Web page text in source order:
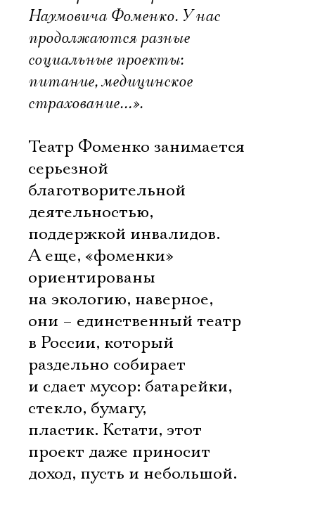
Наумовича Фоменко. У нас
продолжаются разные
социальные проекты:
питание, медицинское
страхование…».
Театр Фоменко занимается
серьезной
благотворительной
деятельностью,
поддержкой инвалидов.
А еще, «фоменки»
ориентированы
на экологию, наверное,
они – единственный театр
в России, который
раздельно собирает
и сдает мусор: батарейки,
стекло, бумагу,
пластик. Кстати, этот
проект даже приносит
доход, пусть и небольшой.